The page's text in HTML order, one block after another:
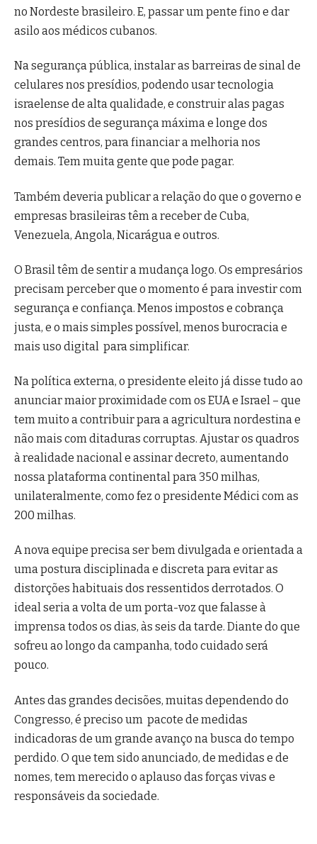
no Nordeste brasileiro. E, passar um pente fino e dar
asilo aos médicos cubanos.
Na segurança pública, instalar as barreiras de sinal de
celulares nos presídios, podendo usar tecnologia
israelense de alta qualidade, e construir alas pagas
nos presídios de segurança máxima e longe dos
grandes centros, para financiar a melhoria nos
demais. Tem muita gente que pode pagar.
Também deveria publicar a relação do que o governo e
empresas brasileiras têm a receber de Cuba,
Venezuela, Angola, Nicarágua e outros.
O Brasil têm de sentir a mudança logo. Os empresários
precisam perceber que o momento é para investir com
segurança e confiança. Menos impostos e cobrança
justa, e o mais simples possível, menos burocracia e
mais uso digital para simplificar.
Na política externa, o presidente eleito já disse tudo ao
anunciar maior proximidade com os EUA e Israel – que
tem muito a contribuir para a agricultura nordestina e
não mais com ditaduras corruptas. Ajustar os quadros
à realidade nacional e assinar decreto, aumentando
nossa plataforma continental para 350 milhas,
unilateralmente, como fez o presidente Médici com as
200 milhas.
A nova equipe precisa ser bem divulgada e orientada a
uma postura disciplinada e discreta para evitar as
distorções habituais dos ressentidos derrotados. O
ideal seria a volta de um porta-voz que falasse à
imprensa todos os dias, às seis da tarde. Diante do que
sofreu ao longo da campanha, todo cuidado será
pouco.
Antes das grandes decisões, muitas dependendo do
Congresso, é preciso um pacote de medidas
indicadoras de um grande avanço na busca do tempo
perdido. O que tem sido anunciado, de medidas e de
nomes, tem merecido o aplauso das forças vivas e
responsáveis da sociedade.